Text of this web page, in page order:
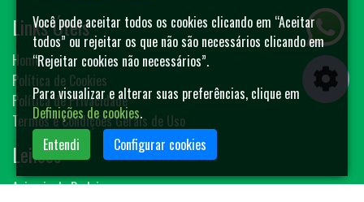
Links Úteis
Home
Política de Cookies
Política de Privacidade
Termos e Condições Gerais de Uso
Leilões
Animais de Rodeio
Você pode aceitar todos os cookies clicando em “Aceitar
todos” ou rejeitar os que não são necessários clicando em
“Rejeitar cookies não necessários”.
Para visualizar e alterar suas preferências, clique em
Definições de cookies.
Entendi
Configurar cookies